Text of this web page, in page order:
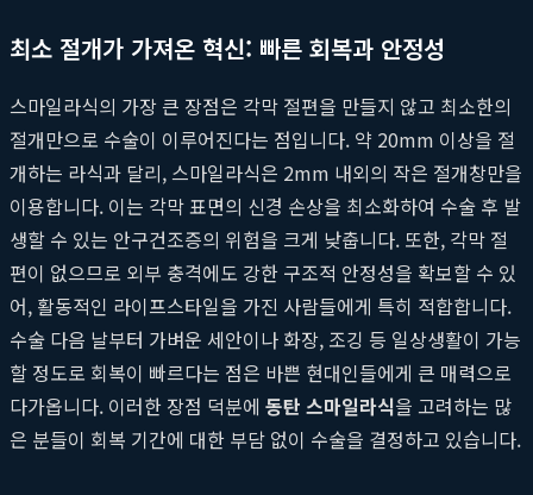
최소 절개가 가져온 혁신: 빠른 회복과 안정성
스마일라식의 가장 큰 장점은 각막 절편을 만들지 않고 최소한의
절개만으로 수술이 이루어진다는 점입니다. 약 20mm 이상을 절
개하는 라식과 달리, 스마일라식은 2mm 내외의 작은 절개창만을
이용합니다. 이는 각막 표면의 신경 손상을 최소화하여 수술 후 발
생할 수 있는 안구건조증의 위험을 크게 낮춥니다. 또한, 각막 절
편이 없으므로 외부 충격에도 강한 구조적 안정성을 확보할 수 있
어, 활동적인 라이프스타일을 가진 사람들에게 특히 적합합니다.
수술 다음 날부터 가벼운 세안이나 화장, 조깅 등 일상생활이 가능
할 정도로 회복이 빠르다는 점은 바쁜 현대인들에게 큰 매력으로
다가옵니다. 이러한 장점 덕분에 동탄 스마일라식을 고려하는 많
은 분들이 회복 기간에 대한 부담 없이 수술을 결정하고 있습니다.